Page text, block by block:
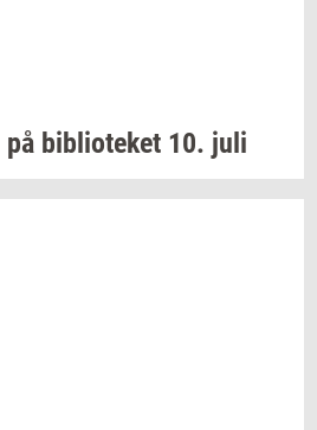
på bi­bli­o­te­ket 10. juli